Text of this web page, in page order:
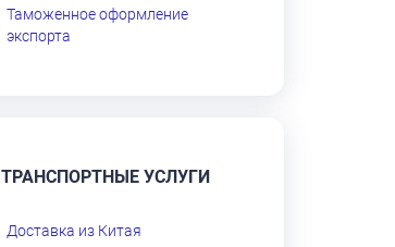
Таможенное оформление
экспорта
ТРАНСПОРТНЫЕ УСЛУГИ
Доставка из Китая